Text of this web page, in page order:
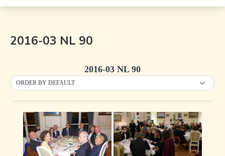
2016-03 NL 90
2016-03 NL 90
ORDER BY DEFAULT